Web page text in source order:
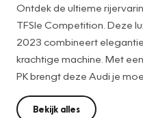
Ontdek de ultieme
TFSIe Competition. Deze
2023 combineert
krachtige machine. Met
PK brengt deze Audi je
terwijl je geniet van het
premium opties.
Bekijk alles